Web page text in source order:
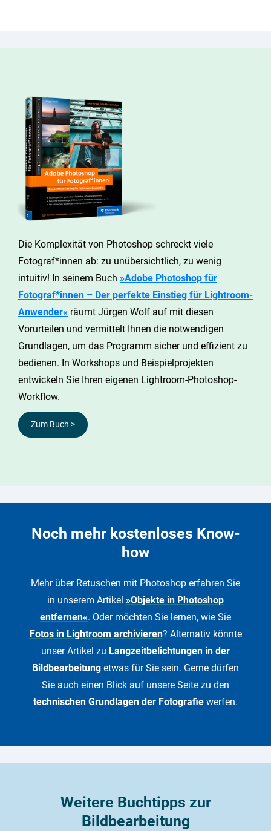
Die Komplexität von Photoshop schreckt viele
Fotograf*innen ab: zu unübersichtlich, zu wenig
intuitiv! In seinem Buch »Adobe Photoshop für
Fotograf*innen – Der perfekte Einstieg für Lightroom-
Anwender« räumt Jürgen Wolf auf mit diesen
Vorurteilen und vermittelt Ihnen die notwendigen
Grundlagen, um das Programm sicher und effizient zu
bedienen. In Workshops und Beispielprojekten
entwickeln Sie Ihren eigenen Lightroom-Photoshop-
Workflow.
Zum Buch >
Noch mehr kostenloses Know-
how
Mehr über Retuschen mit Photoshop erfahren Sie
in unserem Artikel »Objekte in Photoshop
entfernen«. Oder möchten Sie lernen, wie Sie
Fotos in Lightroom archivieren? Alternativ könnte
unser Artikel zu Langzeitbelichtungen in der
Bildbearbeitung etwas für Sie sein. Gerne dürfen
Sie auch einen Blick auf unsere Seite zu den
technischen Grundlagen der Fotografie werfen.
Weitere Buchtipps zur
Bildbearbeitung